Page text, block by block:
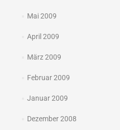
Mai 2009
April 2009
März 2009
Februar 2009
Januar 2009
Dezember 2008